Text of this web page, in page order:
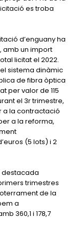
es troba
d’enguany ha
amb un import
licitat el 2022.
sistema dinàmic
de fibra òptica
per valor de 115
el 3r trimestre,
a la contractació
a la reforma,
(5 lots) i 2
destacada
trimestres
de la
a
360,1 i 178,7